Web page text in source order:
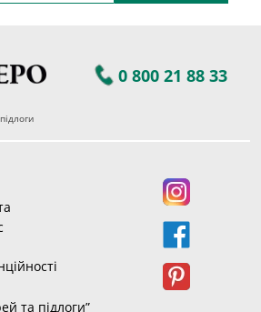
0 800 21 88 33
та підлоги”